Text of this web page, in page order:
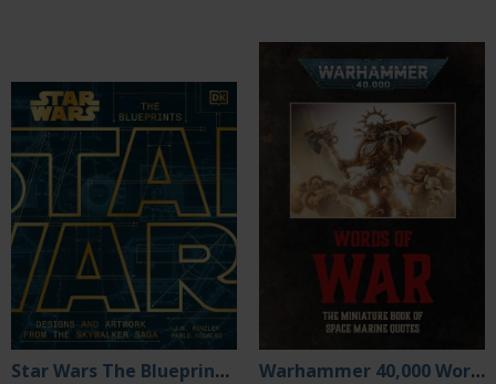
Star Wars The Blueprints: Designs and Artwork from the Skywalker Saga Warhammer 40,000 Words of War - The Miniature Book of Space Marine Quotes